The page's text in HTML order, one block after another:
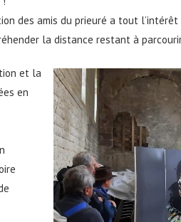
des amis du prieuré a tout
la distance restant à
et la
en